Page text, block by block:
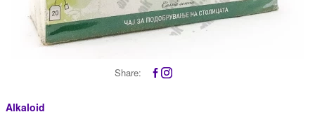
Share:
Alkaloid